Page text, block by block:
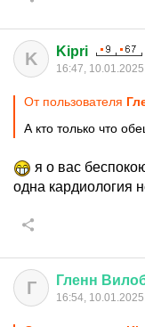
K Kipri
16:47, 10.01.2025
От пользователя
А кто только что
я о вас
одна кардиология
Г Гленн
16:54, 10.01.2025